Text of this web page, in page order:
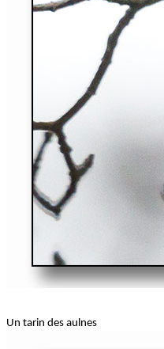
Un tarin des aulnes